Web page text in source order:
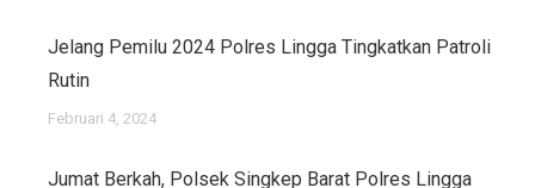
Jelang Pemilu 2024 Polres Lingga Tingkatkan Patroli
Rutin
Februari 4, 2024
Jumat Berkah, Polsek Singkep Barat Polres Lingga